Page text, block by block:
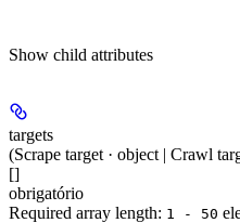
Show child attributes
targets
(Scrape target · object | Crawl
[]
obrigatório
Required array length: 1 - 50